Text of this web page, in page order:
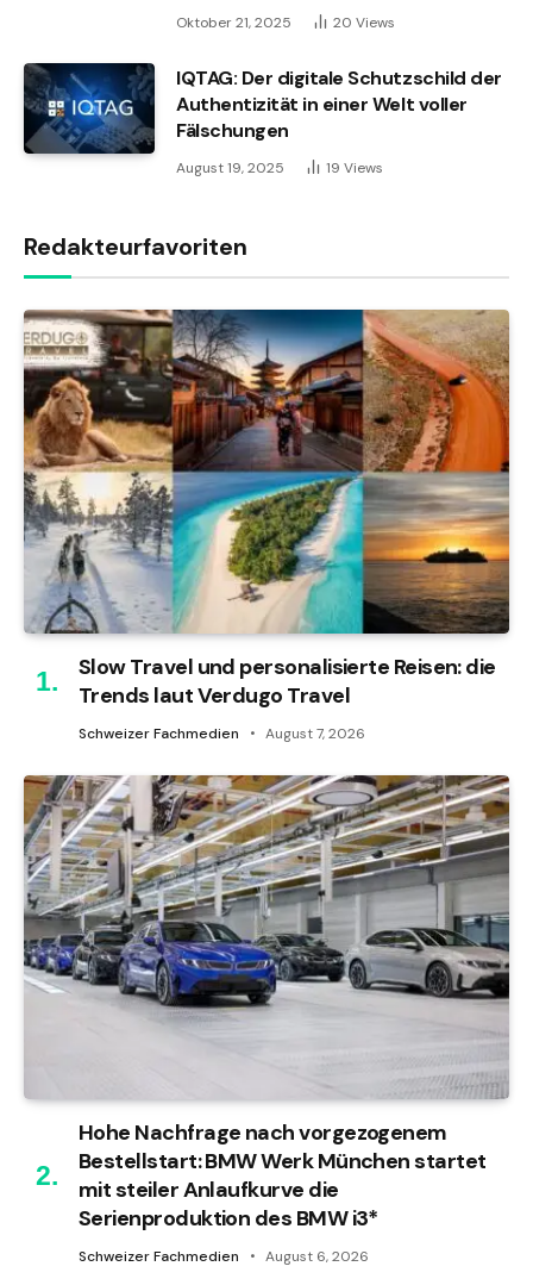
Oktober 21, 2025 20 Views
IQTAG: Der digitale Schutzschild der
Authentizität in einer Welt voller
Fälschungen
August 19, 2025 19 Views
Redakteurfavoriten
Slow Travel und personalisierte Reisen: die
Trends laut Verdugo Travel
Schweizer Fachmedien August 7, 2026
Hohe Nachfrage nach vorgezogenem
Bestellstart: BMW Werk München startet
mit steiler Anlaufkurve die
Serienproduktion des BMW i3*
Schweizer Fachmedien August 6, 2026